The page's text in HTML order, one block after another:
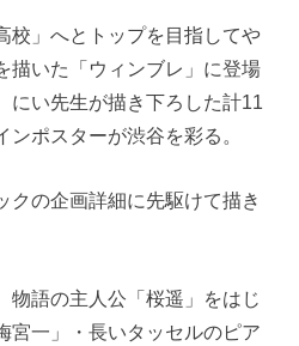
校」へとトップを目指してや
描いた「ウィンブレ」に登場
にい先生が描き下ろした計11
ポスターが渋谷を彩る。
クの企画詳細に先駆けて描き
物語の主人公「桜遥」をはじ
宮一」・長いタッセルのピア